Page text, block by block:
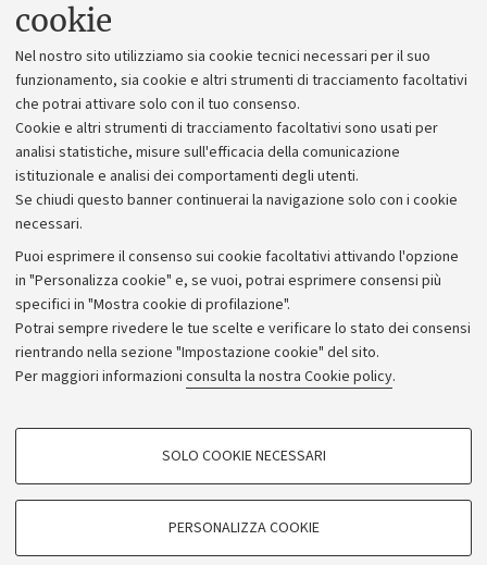
cookie
Nel nostro sito utilizziamo sia cookie tecnici necessari per il suo
funzionamento, sia cookie e altri strumenti di tracciamento facoltativi
che potrai attivare solo con il tuo consenso.
Cookie e altri strumenti di tracciamento facoltativi sono usati per
analisi statistiche, misure sull'efficacia della comunicazione
istituzionale e analisi dei comportamenti degli utenti.
Se chiudi questo banner continuerai la navigazione solo con i cookie
necessari.
Puoi esprimere il consenso sui cookie facoltativi attivando l'opzione
in "Personalizza cookie" e, se vuoi, potrai esprimere consensi più
specifici in "Mostra cookie di profilazione".
Potrai sempre rivedere le tue scelte e verificare lo stato dei consensi
rientrando nella sezione "Impostazione cookie" del sito.
Per maggiori informazioni consulta la nostra Cookie policy.
COOKIE DI PROFILAZIONE - FACOLTATIVI
SOLO COOKIE NECESSARI
PERSONALIZZA COOKIE
Alumni community
Piano strategico
Bilanci
Donazioni e 5x1000
Merchandising - UniboStore
Bandi, gare e concorsi
Albo online
Amministrazione trasparente
Atti di notifica
Informazioni sul sito e accessibilità
Dichiarazione di accessibilità
Privacy e note legali
Impostazioni Cookie